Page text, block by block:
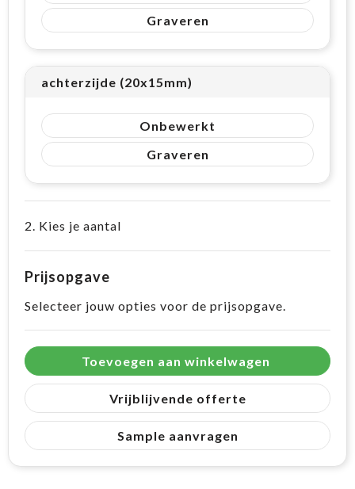
Graveren
achterzijde (20x15mm)
Onbewerkt
Graveren
2. Kies je aantal
Prijsopgave
Selecteer jouw opties voor de prijsopgave.
Toevoegen aan winkelwagen
Vrijblijvende offerte
Sample aanvragen